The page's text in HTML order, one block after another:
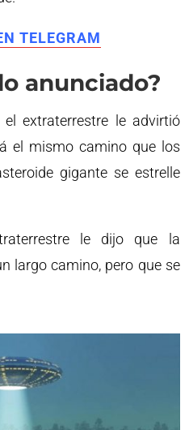
TELEGRAM
anunciado?
extraterrestre le advirtió
el mismo camino que los
gigante se estrelle
le dijo que la
largo camino, pero que se